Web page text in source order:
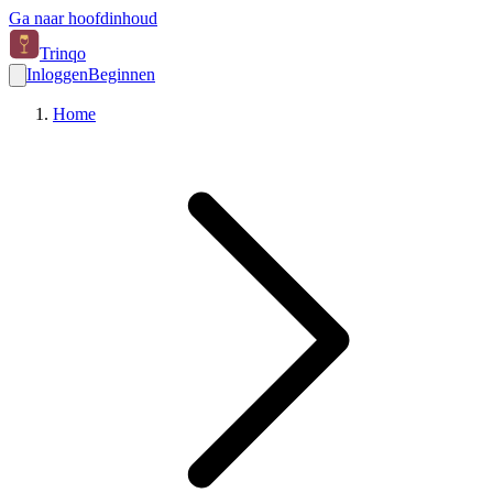
Ga naar hoofdinhoud
Trinqo
InloggenBeginnen
Home